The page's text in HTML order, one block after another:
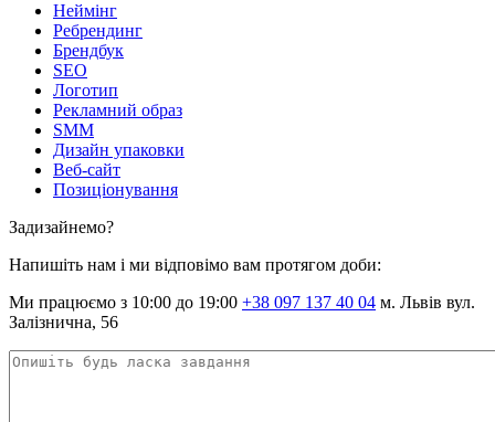
Неймінг
Ребрендинг
Брендбук
SEO
Логотип
Рекламний образ
SMM
Дизайн упаковки
Веб-сайт
Позиціонування
Задизайнемо?
Напишіть нам і ми відповімо вам протягом доби:
Ми працюємо з 10:00 до 19:00 +38 097 137 40 04 м. Львів вул.
Залізнична, 56